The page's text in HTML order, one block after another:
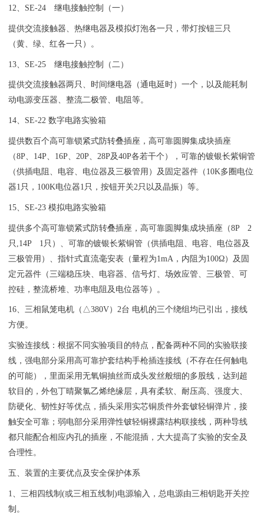
12、SE-24 继电接触控制（一）
提供交流接触器、热继电器及模拟灯泡各一只，带灯按钮三只
（黄、绿、红各一只）。
13、SE-25 继电接触控制（二）
提供交流接触器两只、时间继电器（通电延时）一个，以及能耗制
动电源变压器、整流二极管、电阻等。
14、SE-22 数字电路实验箱
提供数百个高可靠锁紧式防转叠插座，高可靠圆脚集成块插座
（8P、14P、16P、20P、28P及40P各若干个），可靠的镀银长紫铜管
（供插电阻、电容、电位器及三极管用）及固定器件（10K多圈电位
器1只，100K电位器1只，按钮开关2只以及晶振）等。
15、SE-23 模拟电路实验箱
提供多个高可靠锁紧式防转叠插座，高可靠圆脚集成块插座（8P 2
只,14P 1只）、可靠的镀银长紫铜管（供插电阻、电容、电位器及
三极管用）、指针式直流毫安表（量程为1mA，内阻为100Ω）及固
定元器件（三端稳压块、电容器、信号灯、场效应管、三极管、可
控硅，整流桥堆、功率电阻及电位器等）。
16、三相鼠笼电机（△380V）2台 电机的三个绕组均已引出，接线
方便。
实验连接线：根据不同实验项目的特点，配备两种不同的实验联接
线，强电部分采用高可靠护套结构手枪插连接线（不存在任何触电
的可能），里面采用无氧铜抽丝而成头发丝般细的多股线，达到超
软目的，外包丁晴聚氯乙烯绝缘层，具有柔软、耐压高、强度大、
防硬化、韧性好等优点，插头采用实芯铜质件外套铍轻铜弹片，接
触安全可靠；弱电部分采用弹性铍轻铜裸露结构联接线，两种导线
都只能配合相应内孔的插座，不能混插，大大提高了实验的安全及
合理性。
五、装置的主要优点及安全保护体系
1、三相四线制(或三相五线制)电源输入，总电源由三相钥匙开关控
制。